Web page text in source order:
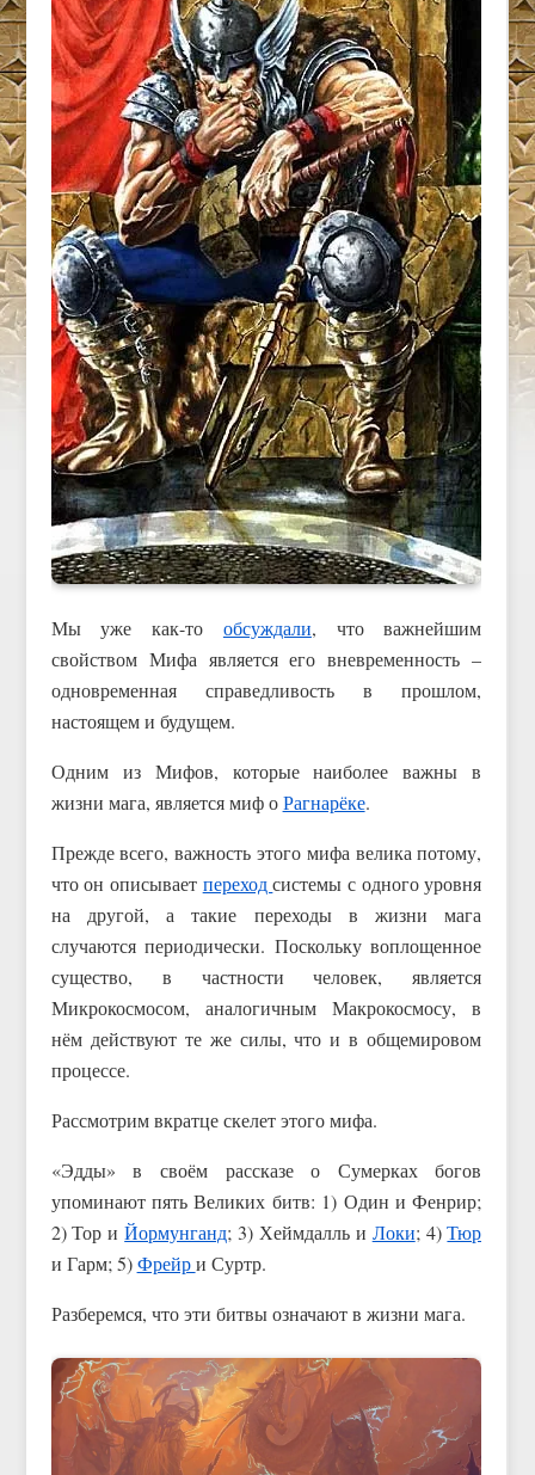
Мы уже как-то обсуждали, что важнейшим
свойством Мифа является его вневременность –
одновременная справедливость в прошлом,
настоящем и будущем.
Одним из Мифов, которые наиболее важны в
жизни мага, является миф оРагнарёке.
Прежде всего, важность этого мифа велика потому,
что он описывает переходсистемы с одного уровня
на другой, а такие переходы в жизни мага
случаются периодически. Поскольку воплощенное
существо, в частности человек, является
Микрокосмосом, аналогичным Макрокосмосу, в
нём действуют те же силы, что и в общемировом
процессе.
Рассмотрим вкратце скелет этого мифа.
«Эдды» в своём рассказе о Сумерках богов
упоминают пять Великих битв: 1) Один и Фенрир;
2) Тор иЙормунганд; 3) Хеймдалль и Локи; 4)Тюр
и Гарм; 5)Фрейри Суртр.
Разберемся, что эти битвы означают в жизни мага.